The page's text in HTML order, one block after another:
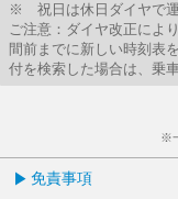
※ 祝日は休日ダイヤで運
ご注意：ダイヤ改正によ
間前までに新しい時刻表
付を検索した場合は、乗
※
免責事項